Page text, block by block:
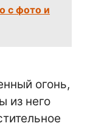
с фото и
огонь,
из него